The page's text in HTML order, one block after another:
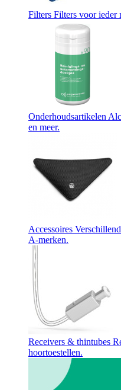
Filters Filters voor ieder
Onderhoudsartikelen
en meer.
Accessoires
A-merken.
Receivers & thintubes
hoortoestellen.